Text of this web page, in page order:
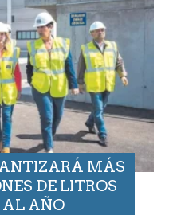
MÁS
DE LITROS
AÑO